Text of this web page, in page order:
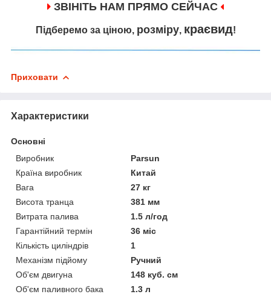
ЗВІНІТЬ НАМ ПРЯМО СЕЙЧАС
Підберемо за ціною, розміру, краєвид!
Приховати
Характеристики
Основні
Виробник
Parsun
Країна виробник
Китай
Вага
27 кг
Висота транца
381 мм
Витрата палива
1.5 л/год
Гарантійний термін
36 міс
Кількість циліндрів
1
Механізм підйому
Ручний
Об'єм двигуна
148 куб. см
Об'єм паливного бака
1.3 л